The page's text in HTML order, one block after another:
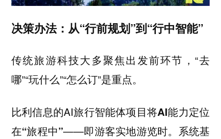
决策办法：从“行前规划”到“行中智能”
传统旅游科技大多聚焦出发前环节，“去
哪”“玩什么”“怎么订”是重点。
比利信息的AI旅行智能体项目将AI能力定位
在“旅程中”——即游客实地游览时。系统基